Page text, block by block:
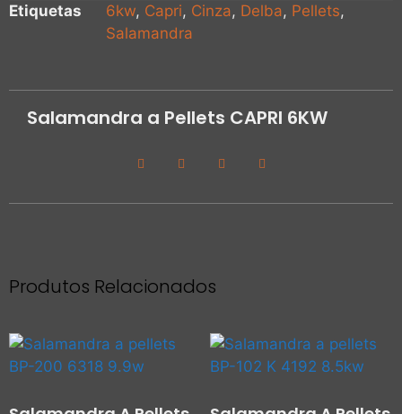
Etiquetas
6kw, Capri, Cinza, Delba, Pellets,
Salamandra
Salamandra a Pellets CAPRI 6KW
Produtos Relacionados